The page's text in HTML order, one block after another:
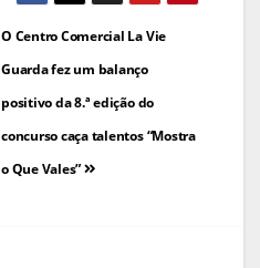
O Centro Comercial La Vie
Guarda fez um balanço
positivo da 8.ª edição do
concurso caça talentos “Mostra
o Que Vales”